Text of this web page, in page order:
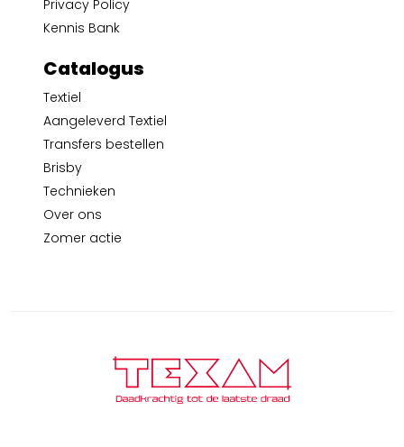
Privacy Policy
Kennis Bank
Catalogus
Textiel
Aangeleverd Textiel
Transfers bestellen
Brisby
Technieken
Over ons
Zomer actie